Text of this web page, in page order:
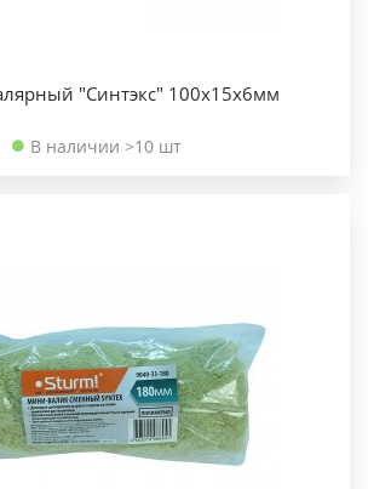
"Синтэкс" 100х15х6мм
В наличии >10 шт